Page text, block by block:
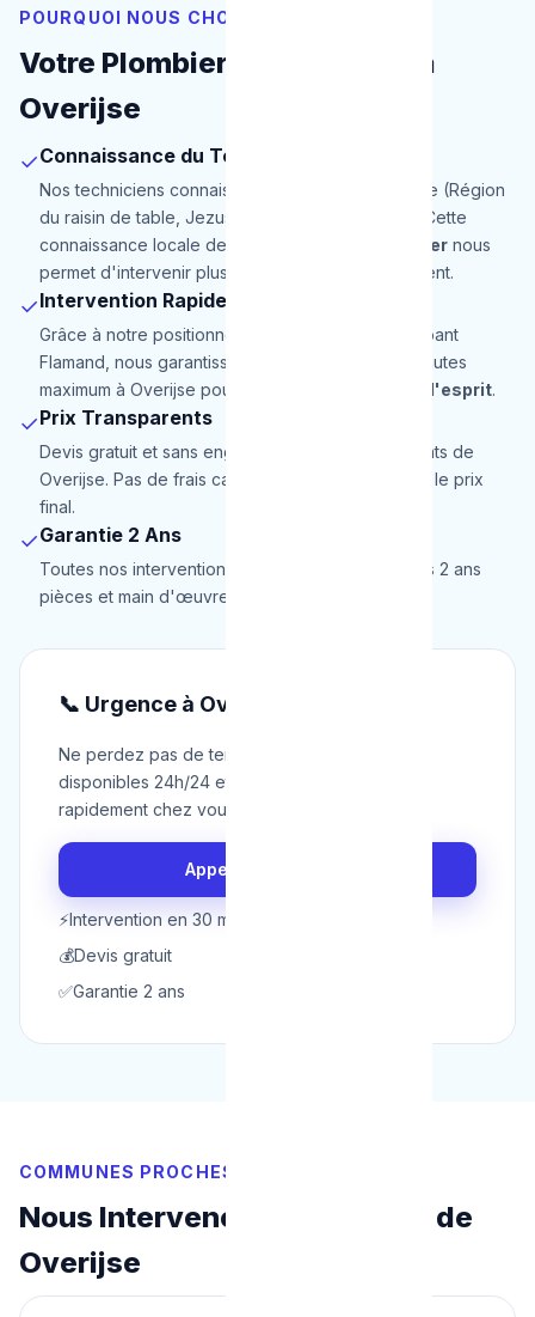
POURQUOI NOUS CHOISIR
Votre Plombier de Proximité à
Overijse
✓Connaissance du Terrain
Nos techniciens connaissent parfaitement Overijse (Région
du raisin de table, Jezus-Eik, Forêt de Soignes). Cette
connaissance locale de notre
service de plombier nous
permet d'intervenir plus rapidement et efficacement.
✓Intervention Rapide
Grâce à notre positionnement stratégique en Brabant
Flamand, nous garantissons une arrivée en 30 minutes
maximum à Overijse pour une totale
tranquillité d'esprit.
✓Prix Transparents
Devis gratuit et sans engagement pour les habitants de
Overijse. Pas de frais cachés, le prix annoncé est le prix
final.
✓Garantie 2 Ans
Toutes nos interventions à Overijse sont garanties 2 ans
pièces et main d'œuvre.
📞 Urgence à Overijse ?
Ne perdez pas de temps. Nos techniciens sont
disponibles 24h/24 et 7j/7 pour intervenir
rapidement chez vous à Overijse.
Appeler maintenant
⚡Intervention en 30 min
💰Devis gratuit
✅Garantie 2 ans
COMMUNES PROCHES
Nous Intervenons Aussi Près de
Overijse